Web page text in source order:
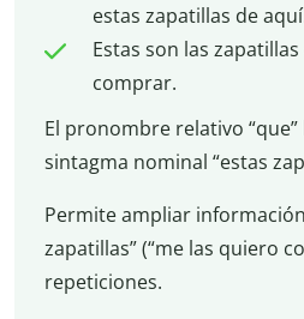
estas zapatillas de
Estas son las zapatillas
comprar.
El pronombre relativo
sintagma nominal “estas
Permite ampliar
zapatillas” (“me las quiero
repeticiones.